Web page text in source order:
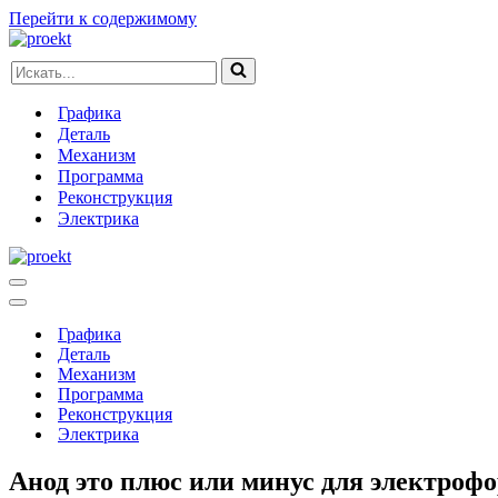
Перейти к содержимому
Искать...
Графика
Деталь
Механизм
Программа
Реконструкция
Электрика
Меню
навигации
Меню
навигацииГрафика
Деталь
Механизм
Программа
Реконструкция
Электрика
Анод это плюс или минус для